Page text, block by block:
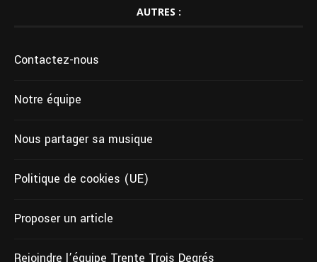
AUTRES :
Contactez-nous
Notre équipe
Nous partager sa musique
Politique de cookies (UE)
Proposer un article
Rejoindre l’équipe Trente Trois Degrés